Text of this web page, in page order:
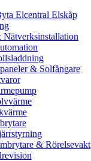
Elcentral Elskåp
& Solfångare
& Rörelsevakt